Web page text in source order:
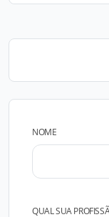
NOME
QUAL SUA